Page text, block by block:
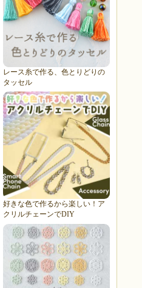
レース糸で作る、色とりどりの
タッセル
好きな色で作るから楽しい！ア
クリルチェーンでDIY